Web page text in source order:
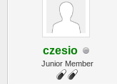
czesio
Junior Member